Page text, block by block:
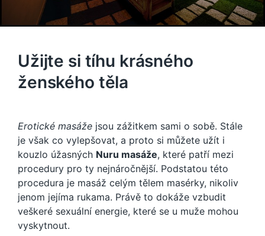
Užijte si tíhu krásného
ženského těla
Erotické masáže jsou zážitkem sami o sobě. Stále
je však co vylepšovat, a proto si můžete užít i
kouzlo úžasných Nuru masáže, které patří mezi
procedury pro ty nejnáročnější. Podstatou této
procedura je masáž celým tělem masérky, nikoliv
jenom jejíma rukama. Právě to dokáže vzbudit
veškeré sexuální energie, které se u muže mohou
vyskytnout.